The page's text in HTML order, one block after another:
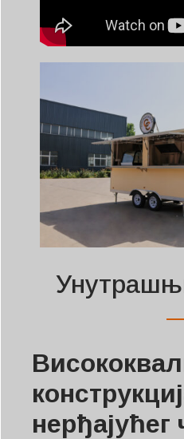
нерђајућег